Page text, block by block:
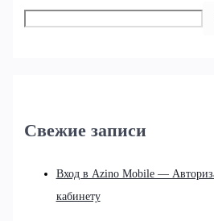
Свежие записи
Вход в Azino Mobile —
кабинету